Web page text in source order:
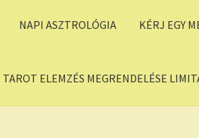
NAPI ASZTROLÓGIA KÉRJ EGY
TAROT ELEMZÉS MEGRENDELÉSE